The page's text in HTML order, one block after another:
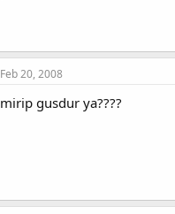
Feb 20, 2008
mirip gusdur ya????